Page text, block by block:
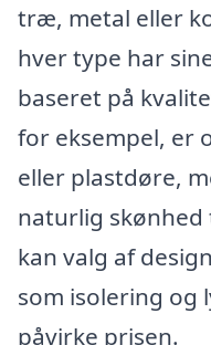
træ, metal eller
hver type har
baseret på
for eksempel, er
eller plastdøre,
naturlig skønhed
kan valg af
som isolering og
påvirke prisen.